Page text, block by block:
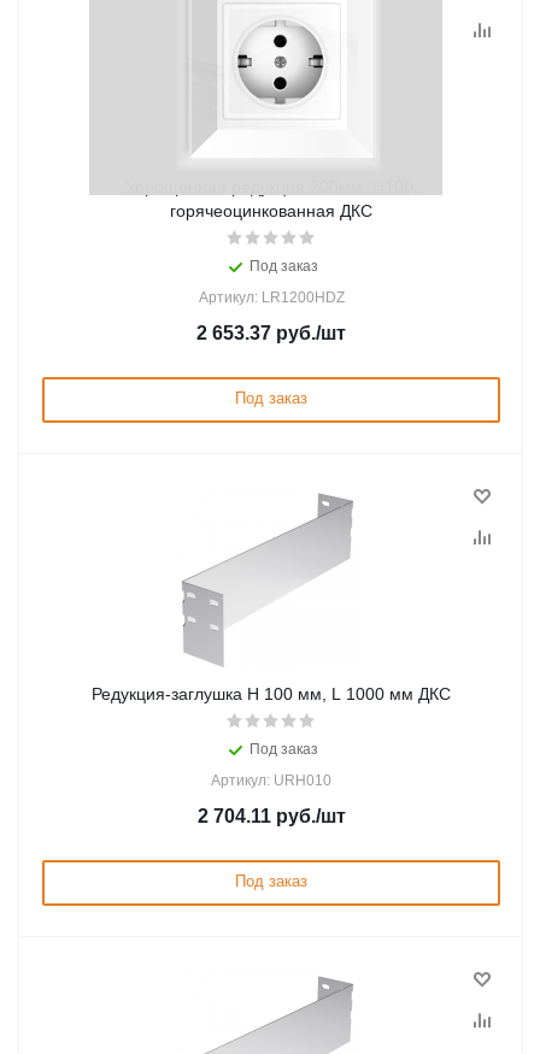
горячеоцинкованная ДКС
Под заказ
Артикул: LR1200HDZ
2 653.37 руб./шт
Под заказ
Редукция-заглушка H 100 мм, L 1000 мм ДКС
Под заказ
Артикул: URH010
2 704.11руб./шт
Под заказ